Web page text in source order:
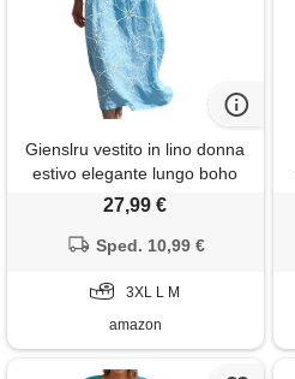
Gienslru vestito in lino donna
estivo elegante lungo boho
chic in lino effetto 3/4 manich
con tasche e comodo per
estate taglie forti curvy
27,99 €
Sped. 10,99 €
3XL L M
amazon